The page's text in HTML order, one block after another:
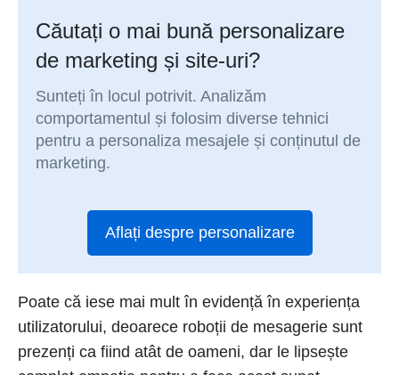
Căutați o mai bună personalizare
de marketing și site-uri?
Sunteți în locul potrivit. Analizăm
comportamentul și folosim diverse tehnici
pentru a personaliza mesajele și conținutul de
marketing.
Aflați despre personalizare
Poate că iese mai mult în evidență în experiența
utilizatorului, deoarece roboții de mesagerie sunt
prezenți ca fiind atât de oameni, dar le lipsește